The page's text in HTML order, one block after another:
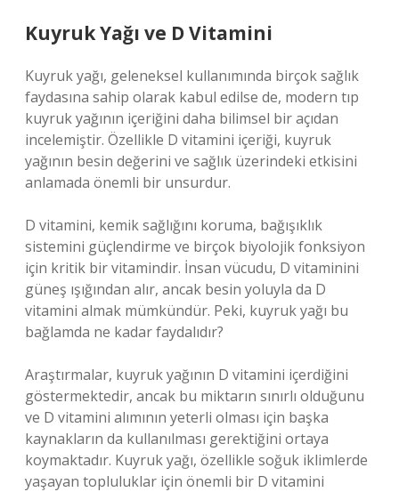
Kuyruk Yağı ve D Vitamini
Kuyruk yağı, geleneksel kullanımında birçok sağlık
faydasına sahip olarak kabul edilse de, modern tıp
kuyruk yağının içeriğini daha bilimsel bir açıdan
incelemiştir. Özellikle D vitamini içeriği, kuyruk
yağının besin değerini ve sağlık üzerindeki etkisini
anlamada önemli bir unsurdur.
D vitamini, kemik sağlığını koruma, bağışıklık
sistemini güçlendirme ve birçok biyolojik fonksiyon
için kritik bir vitamindir. İnsan vücudu, D vitaminini
güneş ışığından alır, ancak besin yoluyla da D
vitamini almak mümkündür. Peki, kuyruk yağı bu
bağlamda ne kadar faydalıdır?
Araştırmalar, kuyruk yağının D vitamini içerdiğini
göstermektedir, ancak bu miktarın sınırlı olduğunu
ve D vitamini alımının yeterli olması için başka
kaynakların da kullanılması gerektiğini ortaya
koymaktadır. Kuyruk yağı, özellikle soğuk iklimlerde
yaşayan topluluklar için önemli bir D vitamini